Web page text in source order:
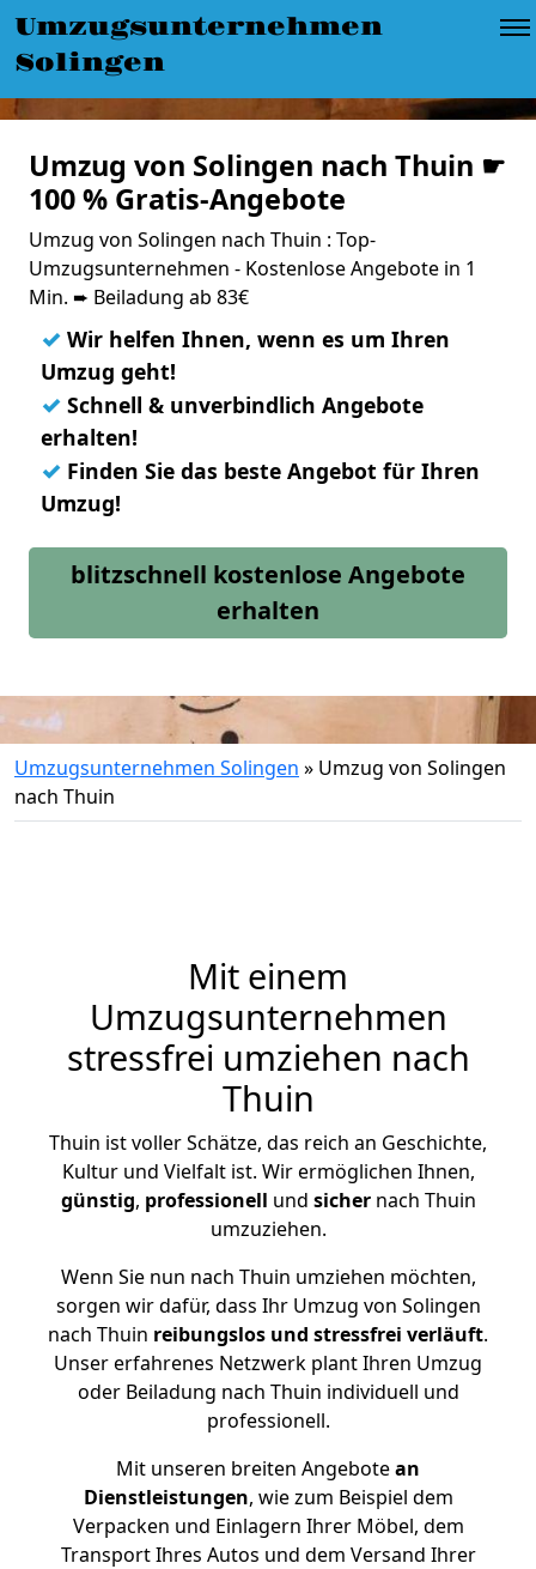
Umzugsunternehmen
Solingen
Umzug von Solingen nach Thuin ☛
100 % Gratis-Angebote
Umzug von Solingen nach Thuin : Top-
Umzugsunternehmen - Kostenlose Angebote in 1
Min. ➨ Beiladung ab 83€
✓ Wir helfen Ihnen, wenn es um Ihren
Umzug geht!
✓ Schnell & unverbindlich Angebote
erhalten!
✓ Finden Sie das beste Angebot für Ihren
Umzug!
blitzschnell kostenlose Angebote
erhalten
Umzugsunternehmen Solingen » Umzug von Solingen
nach Thuin
Mit einem
Umzugsunternehmen
stressfrei umziehen nach
Thuin
Thuin ist voller Schätze, das reich an Geschichte,
Kultur und Vielfalt ist. Wir ermöglichen Ihnen,
günstig, professionell und sichernach Thuin
umzuziehen.
Wenn Sie nun nach Thuin umziehen möchten,
sorgen wir dafür, dass Ihr Umzug von Solingen
nach Thuin reibungslos und stressfrei verläuft.
Unser erfahrenes Netzwerk plant Ihren Umzug
oder Beiladung nach Thuin individuell und
professionell.
Mit unseren breiten Angebotean
Dienstleistungen, wie zum Beispiel dem
Verpacken und Einlagern Ihrer Möbel, dem
Transport Ihres Autos und dem Versand Ihrer